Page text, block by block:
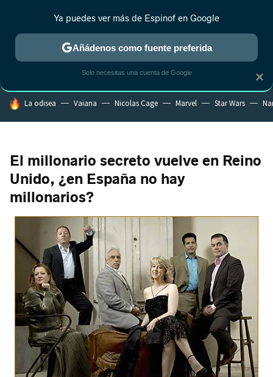
MENÚ NUEVO
ESTRENOS REALITY ANIME RANKINGS CINE
HOY SE HABLA DE
La odisea Vaiana Nicolas Cage Marvel Star Wars
El millonario secreto vuelve en Reino
Unido, ¿en España no hay
millonarios?
×
Ya puedes ver más de Espinof en Google
Añádenos como fuente preferida
Solo necesitas una cuenta de Google